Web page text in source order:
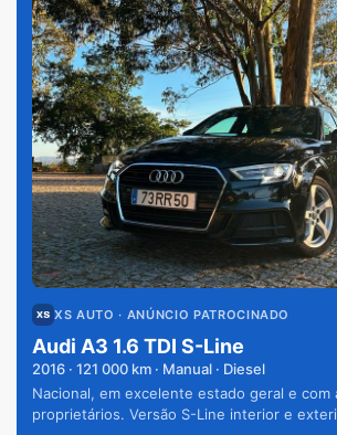
XS AUTO · ANÚNCIO PATROCINADO
Audi A3 1.6 TDI S-Line
2016 · 121 000 km · Manual · Diesel
Nacional, em excelente estado geral e com
proprietários. Versão S-Line interior e